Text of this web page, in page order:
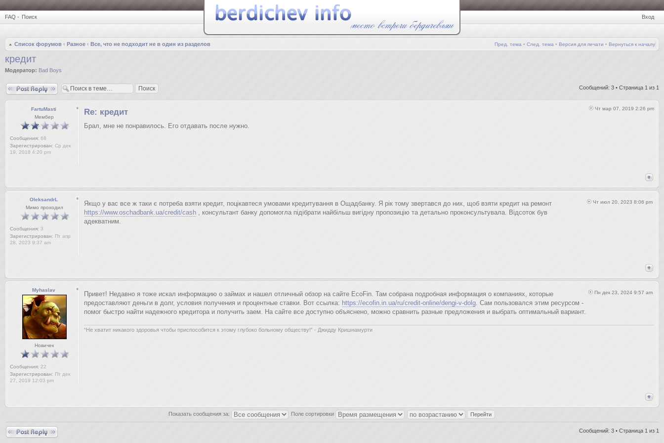
FAQ • Поиск Вход
Список форумов ‹ Разное ‹ Все, что не подходит не в один из разделов Вернуться к началу
Версия для печати •
След. тема •
Пред. тема •
кредит
Модератор: Bad Boys
Ответить Сообщений: 3 • Страница 1 из 1
FartuMasti
Мембер
Сообщения: 68
Зарегистрирован: Ср дек
19, 2018 4:20 pm
Чт мар 07, 2019 2:26 pm
Re: кредит
Брал, мне не понравилось. Его отдавать после нужно.
OleksandrL
Мимо проходил
Сообщения: 3
Зарегистрирован: Пт апр
28, 2023 9:37 am
Чт июл 20, 2023 8:06 pm
Якщо у вас все ж таки є потреба взяти кредит, поцікавтеся умовами кредитування в Ощадбанку. Я рік тому звертався до них, щоб взяти кредит на ремонт ​
https://www.oschadbank.ua/credit/cash , консультант банку допомогла підібрати найбільш вигідну пропозицію та детально проконсультувала. Відсоток був
адекватним.
Myhaslav
Новичек
Сообщения: 22
Зарегистрирован: Пт дек
27, 2019 12:03 pm
Пн дек 23, 2024 9:57 am
Привет! Недавно я тоже искал информацию о займах и нашел отличный обзор на сайте EcoFin. Там собрана подробная информация о компаниях, которые
предоставляют деньги в долг, условия получения и процентные ставки. Вот ссылка: https://ecofin.in.ua/ru/credit-online/dengi-v-dolg. Сам пользовался этим ресурсом -
помог быстро найти надежного кредитора и получить заем. На сайте все доступно объяснено, можно сравнить разные предложения и выбрать оптимальный вариант.
“Не хватит никакого здоровья чтобы приспособится к этому глубоко больному обществу!” - Джидду Кришнамурти
Показать сообщения за: Поле сортировки
Ответить Сообщений: 3 • Страница 1 из 1